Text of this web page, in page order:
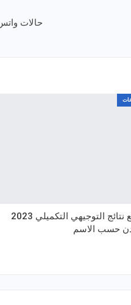
حالات
موقع نتائج التوجيهي التكميلي 2023
حسب الاسم